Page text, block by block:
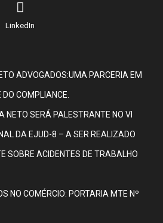
LinkedIn
ADVOGADOS:UMA PARCERIA EM
COMPLIANCE.
NETO SERÁ PALESTRANTE NO VI
DA EJUD-8 – A SER REALIZADO
SOBRE ACIDENTES DE TRABALHO
NO COMÉRCIO: PORTARIA MTE Nº